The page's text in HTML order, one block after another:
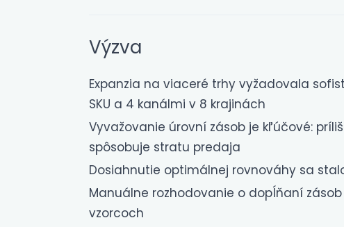
Výzva
Expanzia na viaceré trhy vyžadovala
SKU a 4 kanálmi v 8 krajinách
Vyvažovanie úrovní zásob je kľúčové:
spôsobuje stratu predaja
Dosiahnutie optimálnej rovnováhy sa
Manuálne rozhodovanie o dopĺňaní
vzorcoch